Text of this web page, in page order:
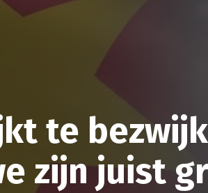
te
zijn juist